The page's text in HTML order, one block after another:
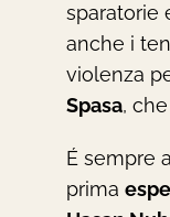
sparatorie
anche i
violenza
Spasa,
É sempre
prima